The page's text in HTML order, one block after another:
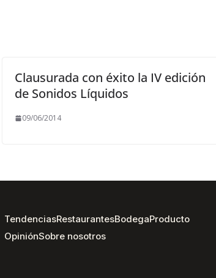
Clausurada con éxito la IV edición
de Sonidos Líquidos
09/06/2014
TendenciasRestaurantesBodegaProducto
OpiniónSobre nosotros